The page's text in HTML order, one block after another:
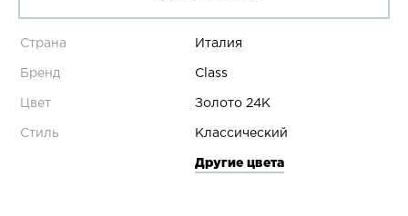
Страна Италия
Бренд Class
Цвет Золото 24К
Стиль Классический
Другие цвета